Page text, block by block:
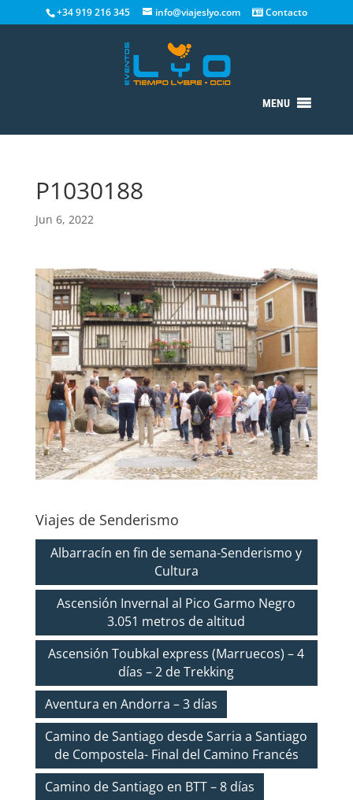
+34 919 216 345 info@viajeslyo.com Contacto
MENU
P1030188
Jun 6, 2022
Viajes de Senderismo
Albarracín en fin de semana-Senderismo y
Cultura
Ascensión Invernal al Pico Garmo Negro
3.051 metros de altitud
Ascensión Toubkal express (Marruecos) – 4
días – 2 de Trekking
Aventura en Andorra – 3 días
Camino de Santiago desde Sarria a Santiago
de Compostela- Final del Camino Francés
Camino de Santiago en BTT – 8 días